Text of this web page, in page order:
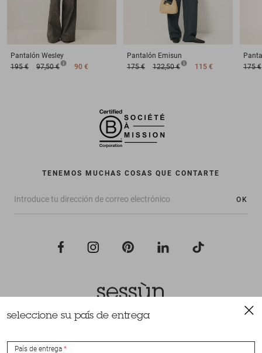
Pantalón Wesley
195 €
97,50 € 90 €
Pantalón Emisun
175 €
122,50 € 115 €
175 €
TENEMOS MUCHAS COSAS QUE CONTARTE
OK
Todos los derechos reservados Sessùn 2022
seleccione su país de entrega
País de entrega